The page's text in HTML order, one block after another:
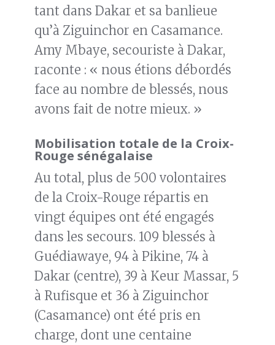
tant dans Dakar et sa banlieue
qu’à Ziguinchor en Casamance.
Amy Mbaye, secouriste à Dakar,
raconte : « nous étions débordés
face au nombre de blessés, nous
avons fait de notre mieux. »
Mobilisation totale de la Croix-
Rouge sénégalaise
Au total, plus de 500 volontaires
de la Croix-Rouge répartis en
vingt équipes ont été engagés
dans les secours. 109 blessés à
Guédiawaye, 94 à Pikine, 74 à
Dakar (centre), 39 à Keur Massar, 5
à Rufisque et 36 à Ziguinchor
(Casamance) ont été pris en
charge, dont une centaine